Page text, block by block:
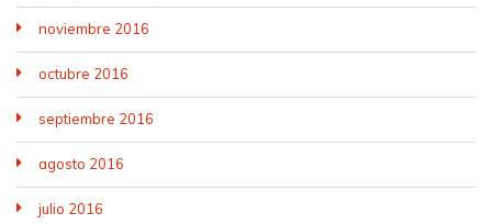
noviembre 2016
octubre 2016
septiembre 2016
agosto 2016
julio 2016